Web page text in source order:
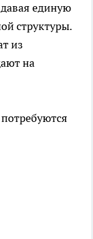
единую
структуры.
из
на